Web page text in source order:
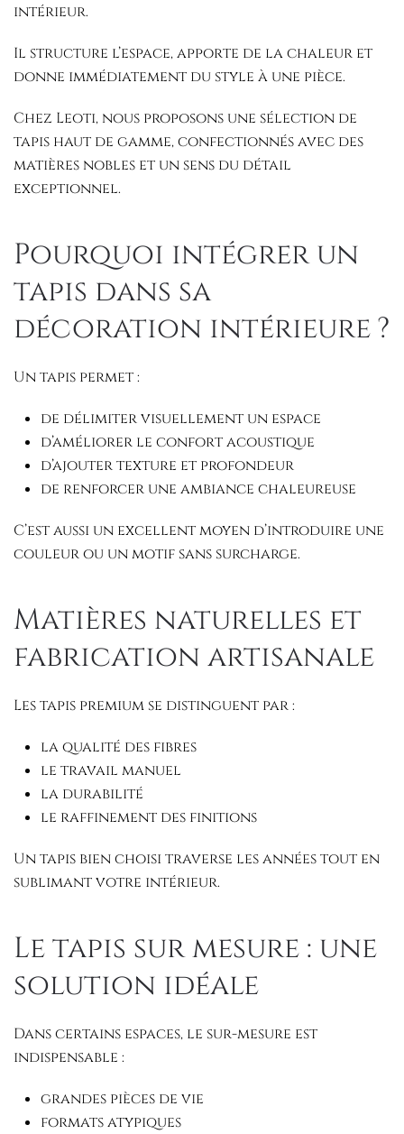
intérieur.
Il structure l’espace, apporte de la chaleur et
donne immédiatement du style à une pièce.
Chez Leoti, nous proposons une sélection de
tapis haut de gamme, confectionnés avec des
matières nobles et un sens du détail
exceptionnel.
Pourquoi intégrer un
tapis dans sa
décoration intérieure ?
Un tapis permet :
de délimiter visuellement un espace
d’améliorer le confort acoustique
d’ajouter texture et profondeur
de renforcer une ambiance chaleureuse
C’est aussi un excellent moyen d’introduire une
couleur ou un motif sans surcharge.
Matières naturelles et
fabrication artisanale
Les tapis premium se distinguent par :
la qualité des fibres
le travail manuel
la durabilité
le raffinement des finitions
Un tapis bien choisi traverse les années tout en
sublimant votre intérieur.
Le tapis sur mesure : une
solution idéale
Dans certains espaces, le sur-mesure est
indispensable :
grandes pièces de vie
formats atypiques